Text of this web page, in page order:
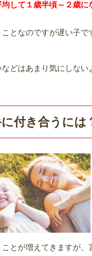
均して１歳半頃～２歳に
ことなのですが遅い子で
どはあまり気にしな
付き合うには
ことが増えてきますが